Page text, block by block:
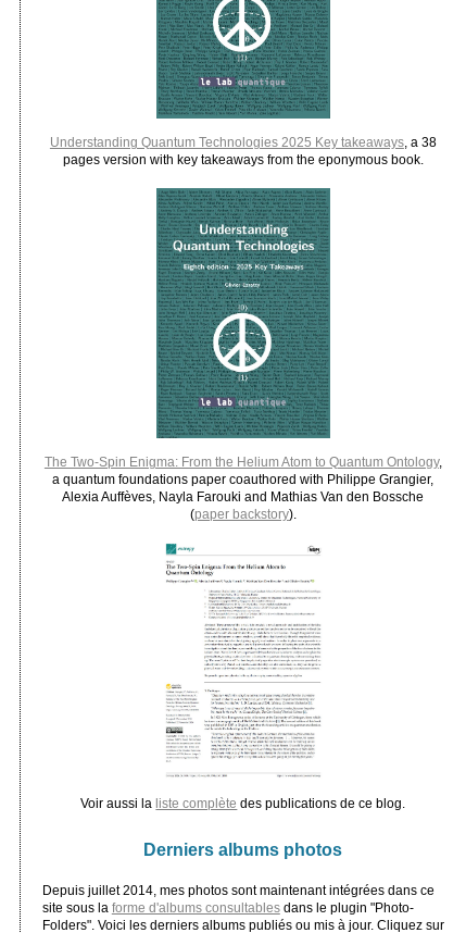
Understanding Quantum Technologies 2025 Key takeaways, a 38
pages version with key takeaways from the eponymous book.
The Two-Spin Enigma: From the Helium Atom to Quantum Ontology,
a quantum foundations paper coauthored with Philippe Grangier,
Alexia Auffèves, Nayla Farouki and Mathias Van den Bossche
(paper backstory).
Voir aussi la liste complète des publications de ce blog.
Derniers albums photos
Depuis juillet 2014, mes photos sont maintenant intégrées dans ce
site sous la forme d'albums consultablesdans le plugin "Photo-
Folders". Voici les derniers albums publiés ou mis à jour. Cliquez sur